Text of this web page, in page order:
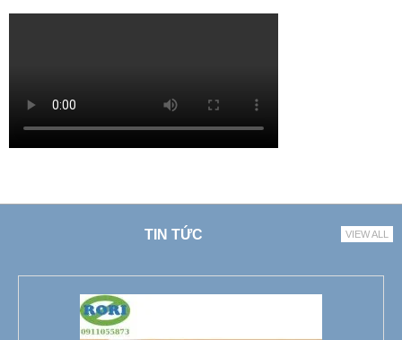
TIN TỨC VIEW ALL